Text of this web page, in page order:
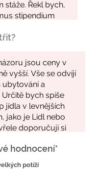
hodnocení*
potíží